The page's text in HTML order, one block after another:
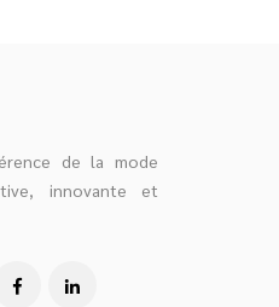
de la mode
innovante et